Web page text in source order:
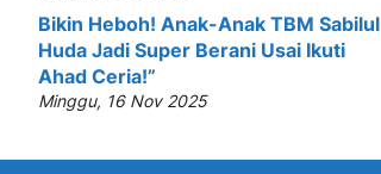
Bikin Heboh! Anak-Anak TBM Sabilul
Huda Jadi Super Berani Usai Ikuti
Ahad Ceria!”
Minggu, 16 Nov 2025